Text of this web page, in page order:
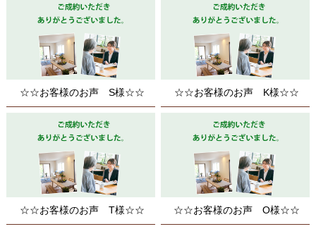
☆☆お客様のお声 S様☆☆ ☆☆お客様のお声 K様☆☆
☆☆お客様のお声 T様☆☆ ☆☆お客様のお声 O様☆☆